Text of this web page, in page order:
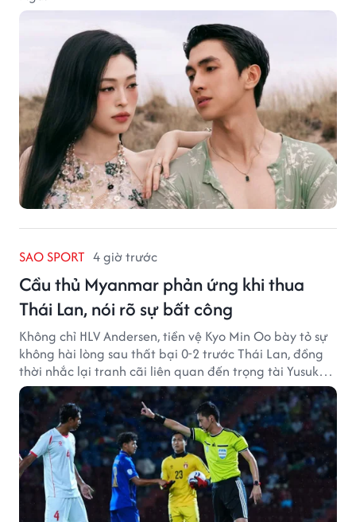
SAO SPORT 4 giờ trước
Cầu thủ Myanmar phản ứng khi thua
Thái Lan, nói rõ sự bất công
Không chỉ HLV Andersen, tiền vệ Kyo Min Oo bày tỏ sự
không hài lòng sau thất bại 0-2 trước Thái Lan, đồng
thời nhắc lại tranh cãi liên quan đến trọng tài Yusuke
Ohashi.